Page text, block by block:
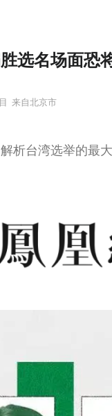
选名场面恐
来自北京市
析台湾选举的最